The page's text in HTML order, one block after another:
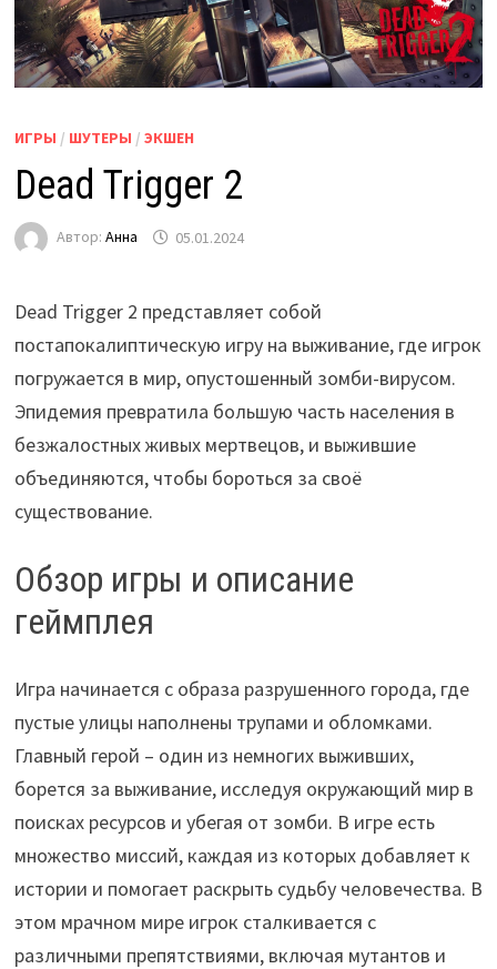
ИГРЫ / ШУТЕРЫ / ЭКШЕН
Dead Trigger 2
Автор: Анна 05.01.2024
Dead Trigger 2 представляет собой
постапокалиптическую игру на выживание, где игрок
погружается в мир, опустошенный зомби-вирусом.
Эпидемия превратила большую часть населения в
безжалостных живых мертвецов, и выжившие
объединяются, чтобы бороться за своё
существование.
Обзор игры и описание
геймплея
Игра начинается с образа разрушенного города, где
пустые улицы наполнены трупами и обломками.
Главный герой – один из немногих выживших,
борется за выживание, исследуя окружающий мир в
поисках ресурсов и убегая от зомби. В игре есть
множество миссий, каждая из которых добавляет к
истории и помогает раскрыть судьбу человечества. В
этом мрачном мире игрок сталкивается с
различными препятствиями, включая мутантов и